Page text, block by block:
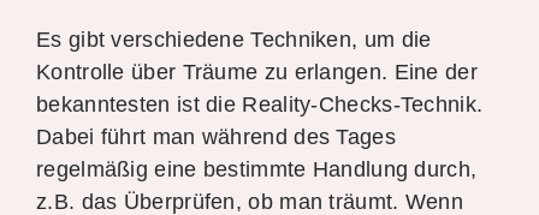
Es gibt verschiedene Techniken, um die
Kontrolle über Träume zu erlangen. Eine der
bekanntesten ist die Reality-Checks-Technik.
Dabei führt man während des Tages
regelmäßig eine bestimmte Handlung durch,
z.B. das Überprüfen, ob man träumt. Wenn